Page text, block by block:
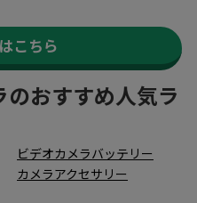
こちら
おすすめ人気ラ
ビデオカメラバッテリー
カメラアクセサリー